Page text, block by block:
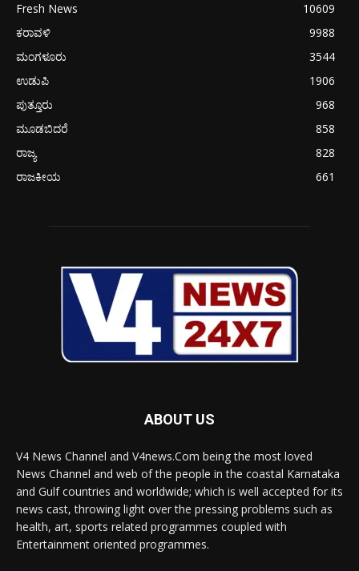
Fresh News
10609
ಕರಾವಳಿ
9988
ಮಂಗಳೂರು
3544
ಉಡುಪಿ
1906
ಪುತ್ತೂರು
968
ಮೂಡಬಿದರೆ
858
ರಾಜ್ಯ
828
ರಾಜಕೀಯ
661
ABOUT US
V4 News Channel and V4news.Com being the most loved
News Channel and web of the people in the coastal Karnataka
and Gulf countries and worldwide; which is well accepted for its
news cast, throwing light over the pressing problems such as
health, art, sports related programmes coupled with
Entertainment oriented programmes.